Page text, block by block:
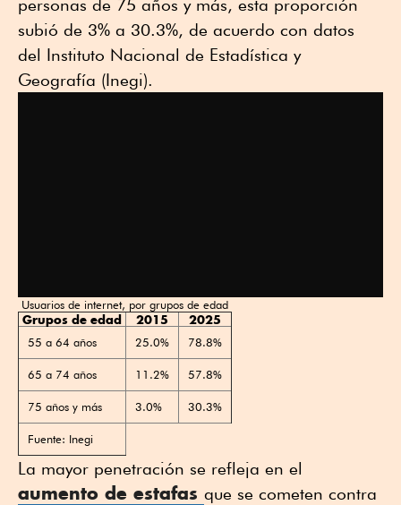
personas de 75 años y más, esta proporción
subió de 3% a 30.3%, de acuerdo con datos
del Instituto Nacional de Estadística y
Geografía (Inegi).
Usuarios de internet, por grupos de edad
Grupos de edad 2015 2025
55 a 64 años 25.0% 78.8%
65 a 74 años 11.2% 57.8%
75 años y más 3.0% 30.3%
Fuente: Inegi
La mayor penetración se refleja en el
aumento de estafas que se cometen contra